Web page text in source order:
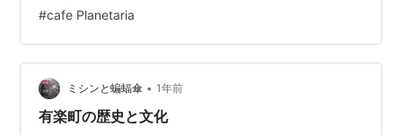
タリウムの世界観をそのまま閉じ込めたような見た目で
す。 味は紫芋ベースとのことで、やさしい甘さに加えて
綿菓子のふんわり感もプラスされているそう。 甘いもの
が好きな人にも、見た目重視な人にも、きっと刺さるス
イーツ。 いつか、“上映後のごほ…
#cafe Planetaria
ミシンと蝙蝠傘 • 1年前
有楽町の歴史と文化